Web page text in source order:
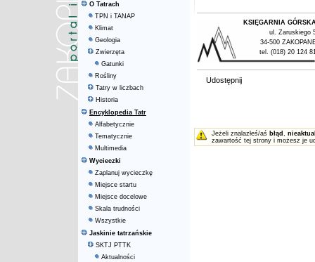
O Tatrach
TPN i TANAP
Klimat
Geologia
Zwierzęta
Gatunki
Rośliny
Tatry w liczbach
Historia
Encyklopedia Tatr
Alfabetycznie
Tematycznie
Multimedia
Wycieczki
Zaplanuj wycieczkę
Miejsce startu
Miejsce docelowe
Skala trudności
Wszystkie
Jaskinie tatrzańskie
SKTJ PTTK
Aktualności
KSIĘGARNIA
ul. Zaruskiego
34-500
tel. (018) 20 124
Udostępnij
Jeżeli znalazłeś/aś błąd ,
zawartość tej strony i możesz je